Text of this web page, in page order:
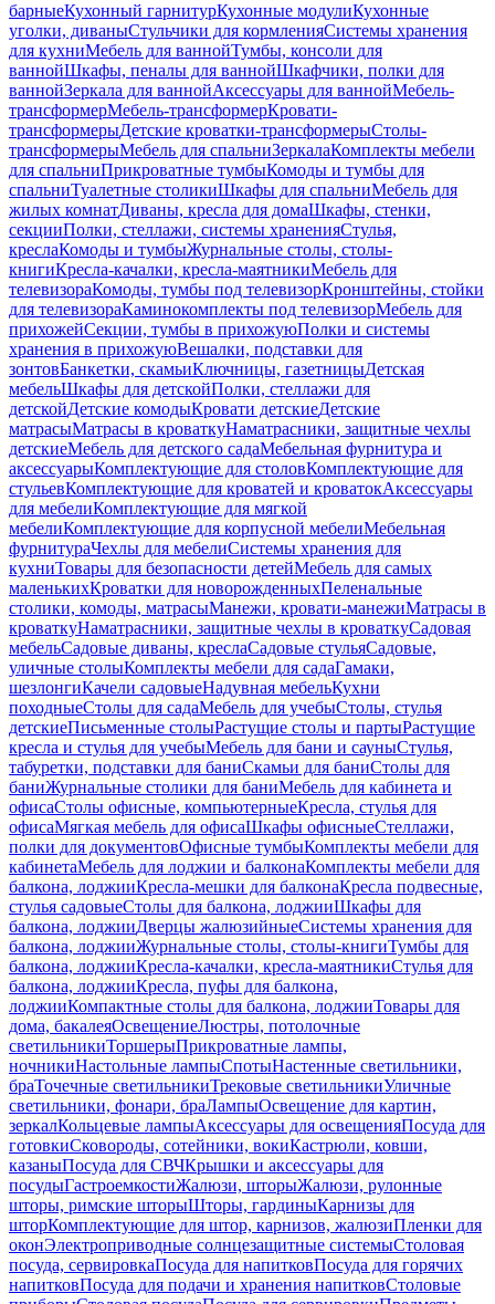
барныеКухонный гарнитурКухонные модулиКухонные
уголки, диваныСтульчики для кормленияСистемы хранения
для кухниМебель для ваннойТумбы, консоли для
ваннойШкафы, пеналы для ваннойШкафчики, полки для
ваннойЗеркала для ваннойАксессуары для ваннойМебель-
трансформерМебель-трансформерКровати-
трансформерыДетские кроватки-трансформерыСтолы-
трансформерыМебель для спальниЗеркалаКомплекты мебели
для спальниПрикроватные тумбыКомоды и тумбы для
спальниТуалетные столикиШкафы для спальниМебель для
жилых комнатДиваны, кресла для домаШкафы, стенки,
секцииПолки, стеллажи, системы храненияСтулья,
креслаКомоды и тумбыЖурнальные столы, столы-
книгиКресла-качалки, кресла-маятникиМебель для
телевизораКомоды, тумбы под телевизорКронштейны, стойки
для телевизораКаминокомплекты под телевизорМебель для
прихожейСекции, тумбы в прихожуюПолки и системы
хранения в прихожуюВешалки, подставки для
зонтовБанкетки, скамьиКлючницы, газетницыДетская
мебельШкафы для детскойПолки, стеллажи для
детскойДетские комодыКровати детскиеДетские
матрасыМатрасы в кроваткуНаматрасники, защитные чехлы
детскиеМебель для детского садаМебельная фурнитура и
аксессуарыКомплектующие для столовКомплектующие для
стульевКомплектующие для кроватей и кроватокАксессуары
для мебелиКомплектующие для мягкой
мебелиКомплектующие для корпусной мебелиМебельная
фурнитураЧехлы для мебелиСистемы хранения для
кухниТовары для безопасности детейМебель для самых
маленькихКроватки для новорожденныхПеленальные
столики, комоды, матрасыМанежи, кровати-манежиМатрасы в
кроваткуНаматрасники, защитные чехлы в кроваткуСадовая
мебельСадовые диваны, креслаСадовые стульяСадовые,
уличные столыКомплекты мебели для садаГамаки,
шезлонгиКачели садовыеНадувная мебельКухни
походныеСтолы для садаМебель для учебыСтолы, стулья
детскиеПисьменные столыРастущие столы и партыРастущие
кресла и стулья для учебыМебель для бани и сауныСтулья,
табуретки, подставки для баниСкамьи для баниСтолы для
баниЖурнальные столики для баниМебель для кабинета и
офисаСтолы офисные, компьютерныеКресла, стулья для
офисаМягкая мебель для офисаШкафы офисныеСтеллажи,
полки для документовОфисные тумбыКомплекты мебели для
кабинетаМебель для лоджии и балконаКомплекты мебели для
балкона, лоджииКресла-мешки для балконаКресла подвесные,
стулья садовыеСтолы для балкона, лоджииШкафы для
балкона, лоджииДверцы жалюзийныеСистемы хранения для
балкона, лоджииЖурнальные столы, столы-книгиТумбы для
балкона, лоджииКресла-качалки, кресла-маятникиСтулья для
балкона, лоджииКресла, пуфы для балкона,
лоджииКомпактные столы для балкона, лоджииТовары для
дома, бакалеяОсвещениеЛюстры, потолочные
светильникиТоршерыПрикроватные лампы,
ночникиНастольные лампыСпотыНастенные светильники,
браТочечные светильникиТрековые светильникиУличные
светильники, фонари, браЛампыОсвещение для картин,
зеркалКольцевые лампыАксессуары для освещенияПосуда для
готовкиСковороды, сотейники, вокиКастрюли, ковши,
казаныПосуда для СВЧКрышки и аксессуары для
посудыГастроемкостиЖалюзи, шторыЖалюзи, рулонные
шторы, римские шторыШторы, гардиныКарнизы для
шторКомплектующие для штор, карнизов, жалюзиПленки для
оконЭлектроприводные солнцезащитные системыСтоловая
посуда, сервировкаПосуда для напитковПосуда для горячих
напитковПосуда для подачи и хранения напитковСтоловые